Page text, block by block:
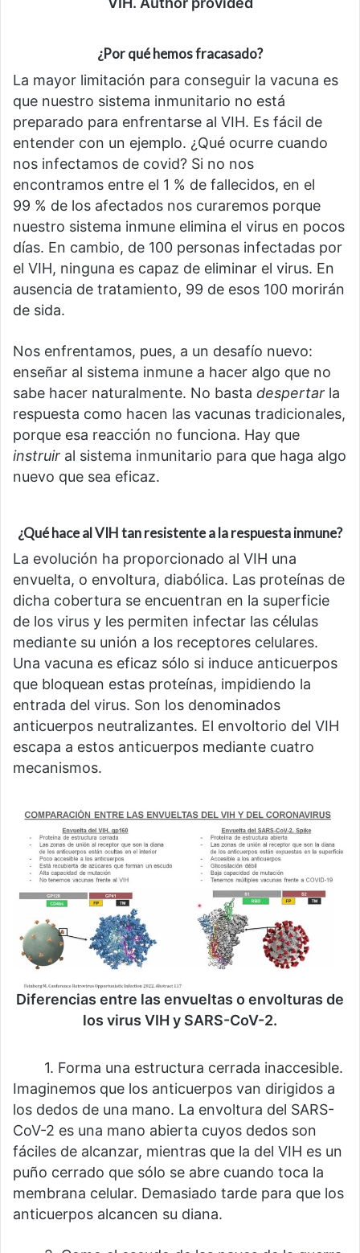
¿Por qué hemos fracasado?
La mayor limitación para conseguir la vacuna es
que nuestro sistema inmunitario no está
preparado para enfrentarse al VIH. Es fácil de
entender con un ejemplo. ¿Qué ocurre cuando
nos infectamos de covid? Si no nos
encontramos entre el 1 % de fallecidos, en el
99 % de los afectados nos curaremos porque
nuestro sistema inmune elimina el virus en pocos
días. En cambio, de 100 personas infectadas por
el VIH, ninguna es capaz de eliminar el virus. En
ausencia de tratamiento, 99 de esos 100 morirán
de sida.
Nos enfrentamos, pues, a un desafío nuevo:
enseñar al sistema inmune a hacer algo que no
sabe hacer naturalmente. No basta despertar la
respuesta como hacen las vacunas tradicionales,
porque esa reacción no funciona. Hay que
instruir al sistema inmunitario para que haga algo
nuevo que sea eficaz.
¿Qué hace al VIH tan resistente a la respuesta inmune?
La evolución ha proporcionado al VIH una
envuelta, o envoltura, diabólica. Las proteínas de
dicha cobertura se encuentran en la superficie
de los virus y les permiten infectar las células
mediante su unión a los receptores celulares.
Una vacuna es eficaz sólo si induce anticuerpos
que bloquean estas proteínas, impidiendo la
entrada del virus. Son los denominados
anticuerpos neutralizantes. El envoltorio del VIH
escapa a estos anticuerpos mediante cuatro
mecanismos.
Diferencias entre las envueltas o envolturas de
los virus VIH y SARS-CoV-2.
⠀⠀⠀1. Forma una estructura cerrada inaccesible.
Imaginemos que los anticuerpos van dirigidos a
los dedos de una mano. La envoltura del SARS-
CoV-2 es una mano abierta cuyos dedos son
fáciles de alcanzar, mientras que la del VIH es un
puño cerrado que sólo se abre cuando toca la
membrana celular. Demasiado tarde para que los
anticuerpos alcancen su diana.